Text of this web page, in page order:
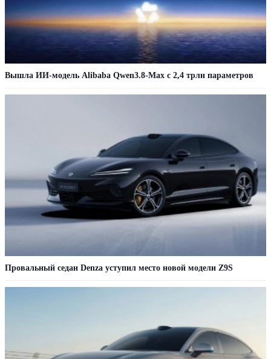
Вышла ИИ-модель Alibaba Qwen3.8-Max с 2,4 трлн параметров
Провальный седан Denza уступил место новой модели Z9S